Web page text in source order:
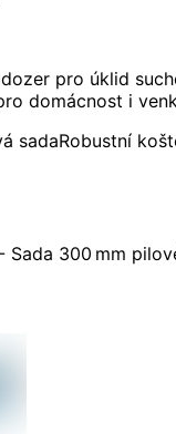
pro úklid
domácnost i
sadaRobustní
Sada 300 mm